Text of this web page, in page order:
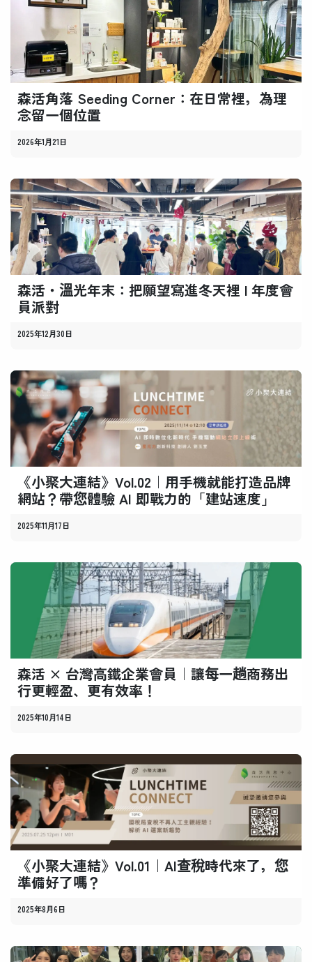
森活角落 Seeding Corner：在日常裡，為理
念留一個位置
2026年1月21日
森活・溫光年末：把願望寫進冬天裡 l 年度會
員派對
2025年12月30日
《小聚大連結》Vol.02｜用手機就能打造品牌
網站？帶您體驗 AI 即戰力的「建站速度」
2025年11月17日
森活 × 台灣高鐵企業會員｜讓每一趟商務出
行更輕盈、更有效率！
2025年10月14日
《小聚大連結》Vol.01｜AI查稅時代來了，您
準備好了嗎？
2025年8月6日